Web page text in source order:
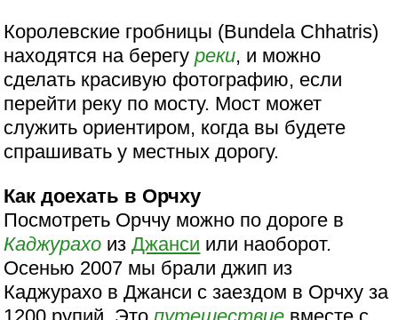
Королевские гробницы (Bundela Chhatris)
находятся на берегуреки, и можно
сделать красивую фотографию, если
перейти реку по мосту. Мост может
служить ориентиром, когда вы будете
спрашивать у местных дорогу.
Как доехать в Орчху
Посмотреть Орччу можно по дороге в
Каджурахо изДжанси или наоборот.
Осенью 2007 мы брали джип из
Каджурахо в Джанси с заездом в Орчху за